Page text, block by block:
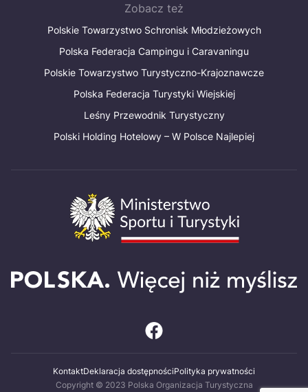
Zobacz też
Polskie Towarzystwo Schronisk Młodzieżowych
Polska Federacja Campingu i Caravaningu
Polskie Towarzystwo Turystyczno-Krajoznawcze
Polska Federacja Turystyki Wiejskiej
Leśny Przewodnik Turystyczny
Polski Holding Hotelowy – W Polsce Najlepiej
KontaktDeklaracja dostępnościPolityka prywatności
Copyright © 2023 Polska Organizacja Turystyczna